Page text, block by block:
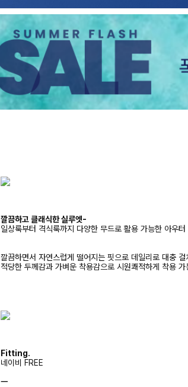
깔끔하고 클래식한 실루엣-
일상룩부터 격식룩까지 다양한 무드로 활용 가능한 아우터
깔끔하면서 자연스럽게 떨어지는 핏으로 데일리로 대충 걸
적당한 두께감과 가벼운 착용감으로 시원쾌적하게 착용 가
Fitting.
네이비 FREE
ㅡ